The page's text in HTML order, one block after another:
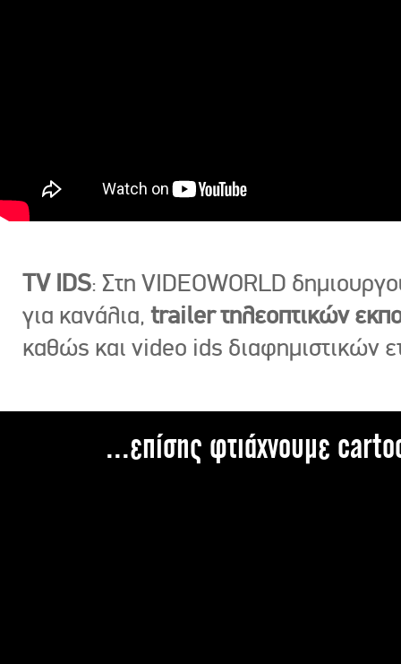
TV IDS: Στη VIDEOWORLD
για κανάλια, trailer τηλεοπτικών
καθώς και video ids διαφημιστικών
...επίσης φτιάχνουμε